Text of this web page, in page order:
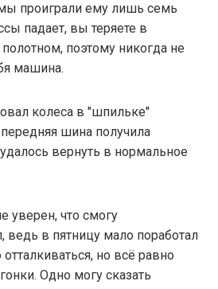
проиграли ему лишь семь
падает, вы теряете в
поэтому никогда не
машина.
колеса в "шпильке"
шина получила
вернуть в нормальное
уверен, что смогу
в пятницу мало поработал
но всё равно
Одно могу сказать